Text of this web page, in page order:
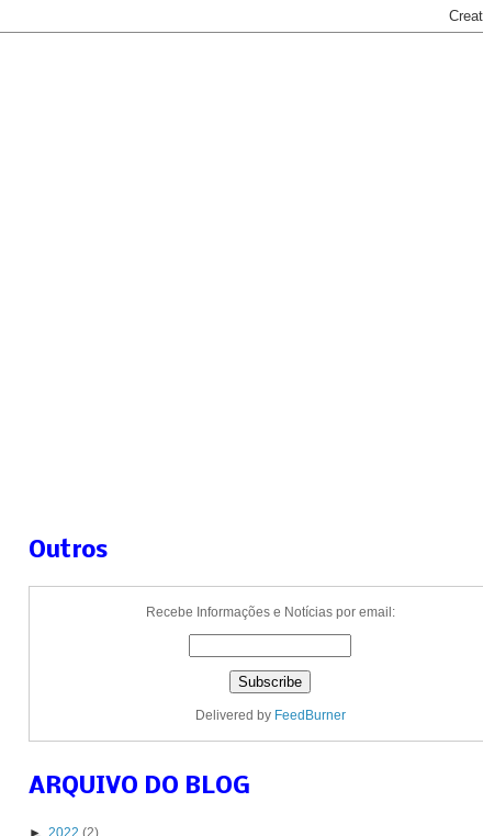
Outros
Recebe Informações e Notícias por email:
Delivered by FeedBurner
ARQUIVO DO BLOG
► 2022 (2)